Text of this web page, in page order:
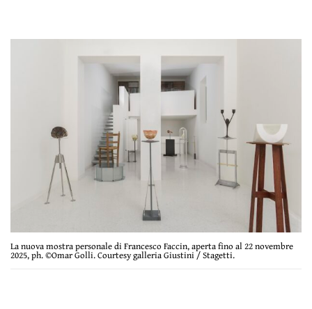
La nuova mostra personale di Francesco Faccin, aperta fino al 22 novembre
2025, ph. ©Omar Golli. Courtesy galleria Giustini / Stagetti.